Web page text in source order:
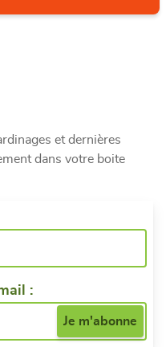
et dernières
dans votre boite
: